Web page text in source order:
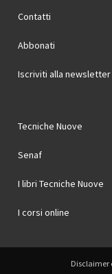
Contatti
Abbonati
Iscriviti alla newsletter
Tecniche Nuove
Senaf
I libri Tecniche Nuove
I corsi online
Disclaimer